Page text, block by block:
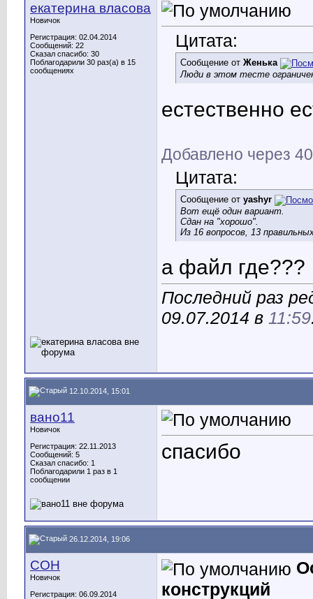
екатерина власова
Новичок
Регистрация: 02.04.2014
Сообщений: 22
Сказал спасибо: 30
Поблагодарили 30 раз(а) в 15
сообщениях
Цитата:
Сообщение от Женька
Люди в этом тесте
естественно
Добавлено через
Цитата:
Сообщение от yashyr
Вот ещё один вариант.
Сдан на "хорошо".
Из 16 вопросов, 13
а файл где???
Последний раз
09.07.2014 в 11:59
12.10.2014, 15:01
вано11
Новичок
Регистрация: 22.11.2013
Сообщений: 5
Сказал спасибо: 1
Поблагодарили 1 раз в 1
сообщении
спасибо
26.12.2014, 19:06
СОН
Новичок
Регистрация: 06.09.2014
конструкций